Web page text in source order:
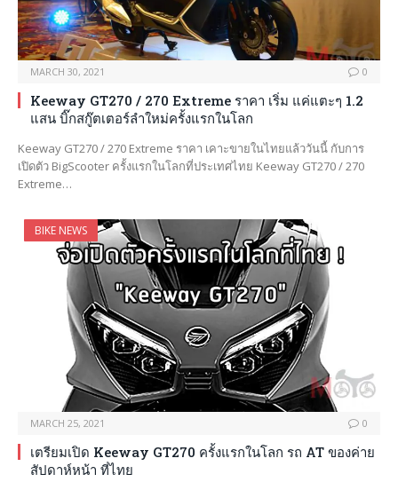
MARCH 30, 2021 0
Keeway GT270 / 270 Extreme ราคา เริ่ม แค่แตะๆ 1.2
แสน บิ๊กสกู๊ตเตอร์ลำใหม่ครั้งแรกในโลก
Keeway GT270 / 270 Extreme ราคา เคาะขายในไทยแล้ววันนี้ กับการ
เปิดตัว BigScooter ครั้งแรกในโลกที่ประเทศไทย Keeway GT270 / 270
Extreme…
BIKE NEWS
MARCH 25, 2021 0
เตรียมเปิด Keeway GT270 ครั้งแรกในโลก รถ AT ของค่าย
สัปดาห์หน้า ที่ไทย